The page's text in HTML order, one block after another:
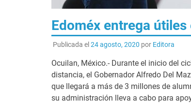
Edoméx entrega
Publicada el24 agosto, 2020 por Editora
Ocuilan, México.- Durante el inicio del
distancia, el Gobernador Alfredo Del
que llegará a más de 3 millones de
su administración lleva a cabo para